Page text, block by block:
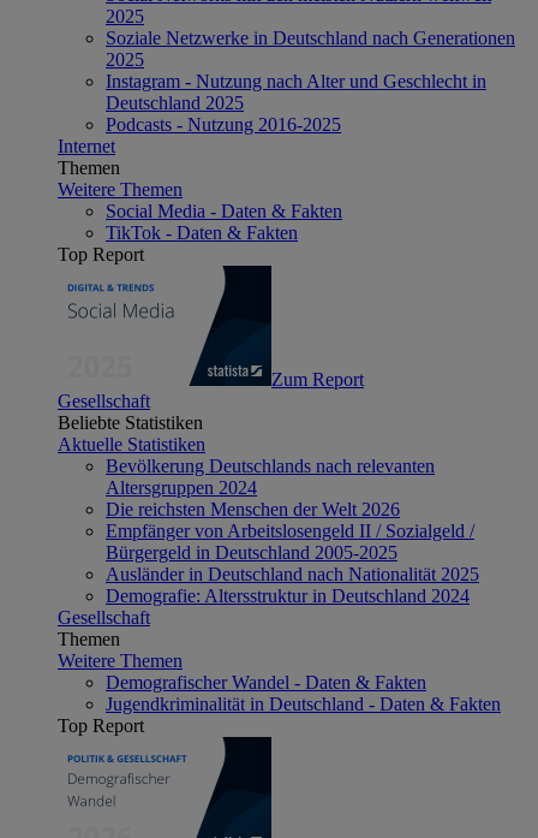
2025
Soziale Netzwerke in Deutschland nach Generationen
2025
Instagram - Nutzung nach Alter und Geschlecht in
Deutschland 2025
Podcasts - Nutzung 2016-2025
Internet
Themen
Weitere Themen
Social Media - Daten & Fakten
TikTok - Daten & Fakten
Top Report
Zum Report
Gesellschaft
Beliebte Statistiken
Aktuelle Statistiken
Bevölkerung Deutschlands nach relevanten
Altersgruppen 2024
Die reichsten Menschen der Welt 2026
Empfänger von Arbeitslosengeld II / Sozialgeld /
Bürgergeld in Deutschland 2005-2025
Ausländer in Deutschland nach Nationalität 2025
Demografie: Altersstruktur in Deutschland 2024
Gesellschaft
Themen
Weitere Themen
Demografischer Wandel - Daten & Fakten
Jugendkriminalität in Deutschland - Daten & Fakten
Top Report